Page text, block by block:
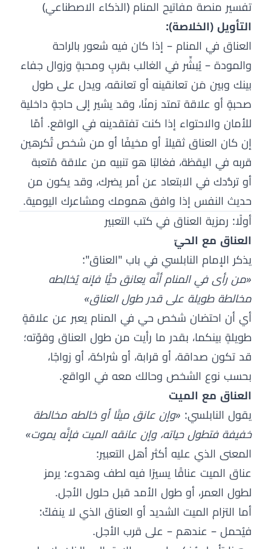
تفسير منصة مفاتيح المنام (الذكاء الاصطناعي)
التأويل (الخلاصة):
العناق في المنام – إذا كان فيه شعور بالراحة
والمودة – يُبشِّر في الغالب بقربٍ ومحبةٍ وزوال جفاء
بينك وبين مَن تعانقينه أو تعانقه، ويدل على طول
صحبةٍ أو علاقة تمتد زمنًا، وقد يشير إلى حاجةٍ داخلية
للأمان والاحتواء إذا كنت تفتقدينه في الواقع. أمّا
إن كان العناق ثقيلاً أو مخيفًا أو من شخص تُكرهين
قربه في اليقظة، فغالبًا هو تنبيه من علاقة مُتعبة
أو تردُّدك في الابتعاد عن أمر يضرك، وقد يكون من
حديث النفس إذا وافق همومك ومشاعرك اليومية.
أولًا: رمزية العناق في كتب التعبير
العناق مع الحيّ
يذكر الإمام النابلسي في باب "العناق":
«من رأى في المنام أنَّه يعانق حيًّا فإنه يُخالِطه
مخالطة طويلة على قدر طول العناق»
أي أن احتضان شخص حي في المنام يعبر عن علاقةٍ
طويلةٍ بينكما، بقدر ما رأيت من طول العناق وقوّته؛
قد تكون صداقة، أو قرابة، أو شراكة، أو زواجًا،
بحسب نوع الشخص وحالك معه في الواقع.
العناق مع الميت
يقول النابلسي: «وإن عانق ميتًا أو خالطه مخالطة
خفيفة فتطول حياته، وإن عانقه الميت فإنَّه يموت»
المعنى الذي عليه أكثر أهل التعبير:
عناق الميت عناقًا يسيرًا فيه لطف وهدوء: يرمز
لطول العمر، أو طول الأمد قبل حلول الأجل.
أما التزام الميت الشديد أو العناق الذي لا ينفكّ:
فيُحمل – عندهم – على قرب الأجل.